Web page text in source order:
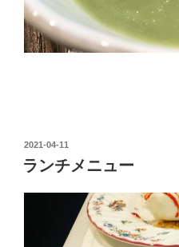
投
稿
日:
2021-04-11
ランチメニュー